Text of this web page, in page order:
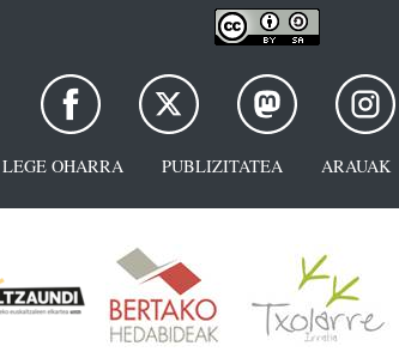
LEGE OHARRA PUBLIZITATEA ARAUAK